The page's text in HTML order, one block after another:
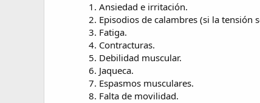
Ansiedad e irritación.
Episodios de calambres (si la tensión
Fatiga.
Contracturas.
Debilidad muscular.
Jaqueca.
Espasmos musculares.
Falta de movilidad.